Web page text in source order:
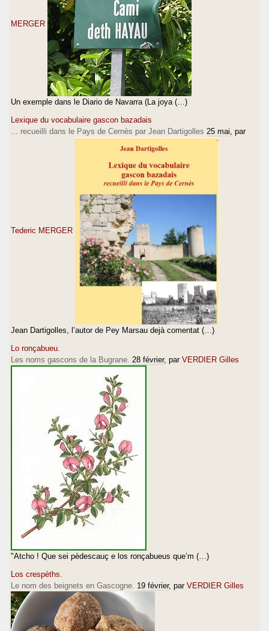
MERGER
Un exemple dans le Diario de Navarra (La joya (…)
Lexique du vocabulaire gascon bazadais
... recueilli dans le Pays de Cernès par Jean Dartigolles 25 mai , par
Tederic MERGER
Jean Dartigolles, l’autor de Pey Marsau dejà comentat (…)
Lo ronçabueu.
Les noms gascons de la Bugrane. 28 février, par VERDIER Gilles
"Atcho ! Que sei pèdescauç e los ronçabueus que’m (…)
Los crespèths.
Le nom des beignets en Gascogne. 19 février, par VERDIER Gilles